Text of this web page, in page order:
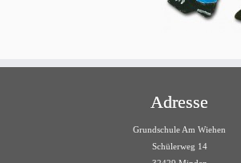
Adresse
Grundschule Am Wiehen
Schülerweg 14